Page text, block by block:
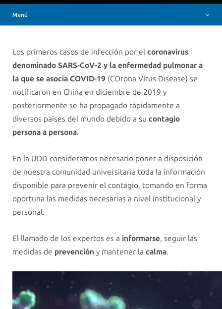
Menú
Videos
Los primeros casos de infección por el coronavirus
denominado SARS-CoV-2 y la enfermedad pulmonar a
la que se asocia COVID-19 (COrona VIrus Disease) se
notificaron en China en diciembre de 2019 y
posteriormente se ha propagado rápidamente a
diversos países del mundo debido a su contagio
persona a persona.
En la UDD consideramos necesario poner a disposición
de nuestra comunidad universitaria toda la información
disponible para prevenir el contagio, tomando en forma
oportuna las medidas necesarias a nivel institucional y
personal.
El llamado de los expertos es a informarse, seguir las
medidas de prevención y mantener la calma.